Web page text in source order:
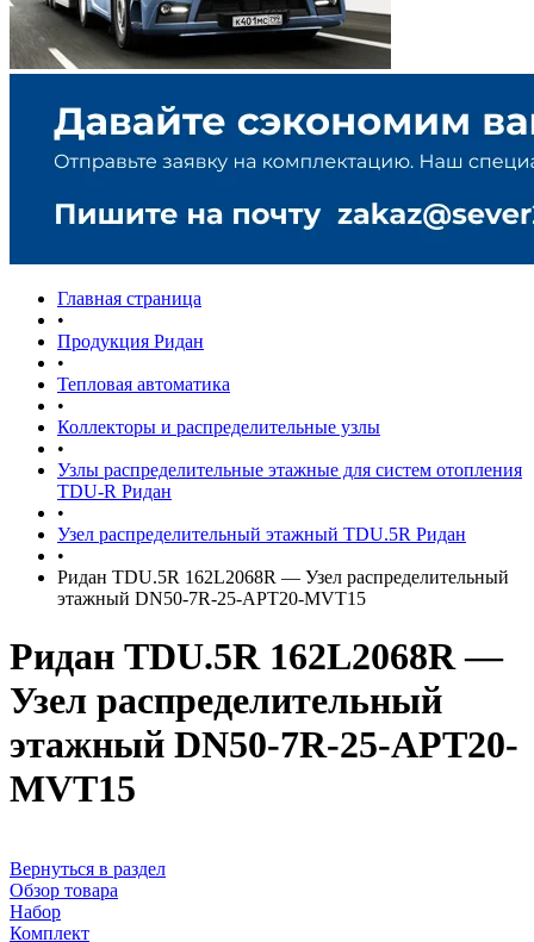
Главная страница
•
Продукция Ридан
•
Тепловая автоматика
•
Коллекторы и распределительные узлы
•
Узлы распределительные этажные для систем отопления
TDU-R Ридан
•
Узел распределительный этажный TDU.5R Ридан
•
Ридан TDU.5R 162L2068R — Узел распределительный
этажный DN50-7R-25-APT20-MVT15
Ридан TDU.5R 162L2068R —
Узел распределительный
этажный DN50-7R-25-APT20-
MVT15
Вернуться в раздел
Обзор товара
Набор
Комплект